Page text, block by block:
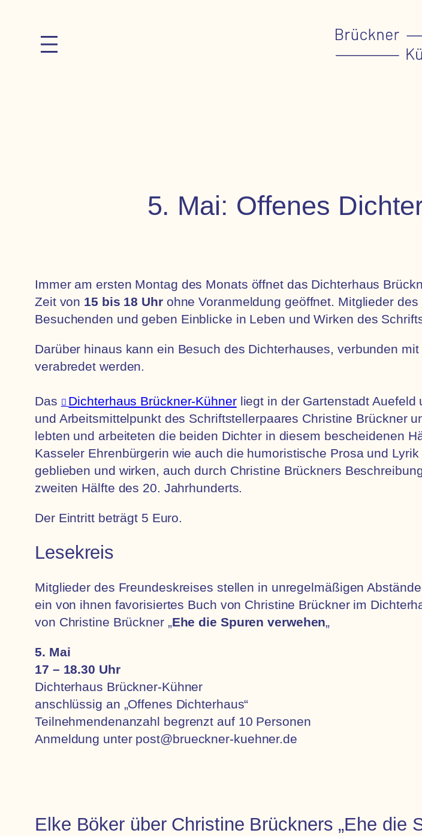
springen
5. Mai: Offenes
Immer am ersten Montag des Monats öffnet das Dichterhaus
Zeit von 15 bis 18 Uhrohne Voranmeldung geöffnet. Mitglieder
Besuchenden und geben Einblicke in Leben und Wirken des
Darüber hinaus kann ein Besuch des Dichterhauses, verbunden
verabredet werden.
Das Dichterhaus Brückner-Kühnerliegt in der Gartenstadt Auefeld
und Arbeitsmittelpunkt des Schriftstellerpaares Christine Brückner
lebten und arbeiteten die beiden Dichter in diesem bescheidenen
Kasseler Ehrenbürgerin wie auch die humoristische Prosa und
geblieben und wirken, auch durch Christine Brückners
zweiten Hälfte des 20. Jahrhunderts.
Der Eintritt beträgt 5 Euro.
Lesekreis
Mitglieder des Freundeskreises stellen in unregelmäßigen
ein von ihnen favorisiertes Buch von Christine Brückner im
von Christine Brückner „Ehe die Spuren verwehen„
5. Mai
17 – 18.30 Uhr
Dichterhaus Brückner-Kühner
anschlüssig an „Offenes Dichterhaus“
Teilnehmendenanzahl begrenzt auf 10 Personen
Anmeldung unter post@brueckner-kuehner.de
Elke Böker über Christine Brückners „Ehe die